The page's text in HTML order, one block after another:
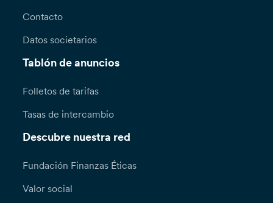
Contacto
Datos societarios
Tablón de anuncios
Folletos de tarifas
Tasas de intercambio
Descubre nuestra red
Fundación Finanzas Éticas
Valor social